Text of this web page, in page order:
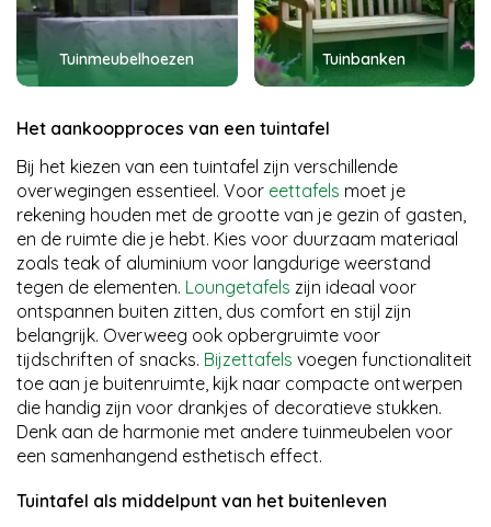
Tuinmeubelhoezen Tuinbanken
Het aankoopproces van een tuintafel
Bij het kiezen van een tuintafel zijn verschillende
overwegingen essentieel. Voor eettafels moet je
rekening houden met de grootte van je gezin of gasten,
en de ruimte die je hebt. Kies voor duurzaam materiaal
zoals teak of aluminium voor langdurige weerstand
tegen de elementen. Loungetafels zijn ideaal voor
ontspannen buiten zitten, dus comfort en stijl zijn
belangrijk. Overweeg ook opbergruimte voor
tijdschriften of snacks. Bijzettafels voegen functionaliteit
toe aan je buitenruimte, kijk naar compacte ontwerpen
die handig zijn voor drankjes of decoratieve stukken.
Denk aan de harmonie met andere tuinmeubelen voor
een samenhangend esthetisch effect.
Tuintafel als middelpunt van het buitenleven